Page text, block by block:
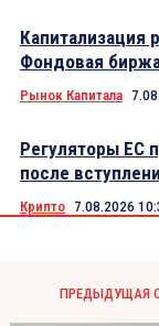
Капитализация
Фондовая
Рынок Капитала
Регуляторы ЕС
после
Крипто 7.08.2026
ПРЕДЫДУЩАЯ